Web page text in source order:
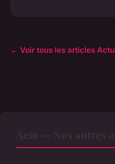
← Voir tous les articles Actu